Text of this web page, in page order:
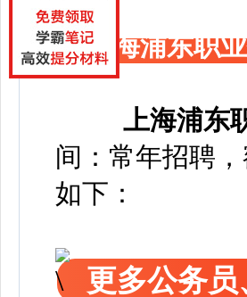
上海浦东职
上海浦东
间：常年招聘，
如下：
更多公务